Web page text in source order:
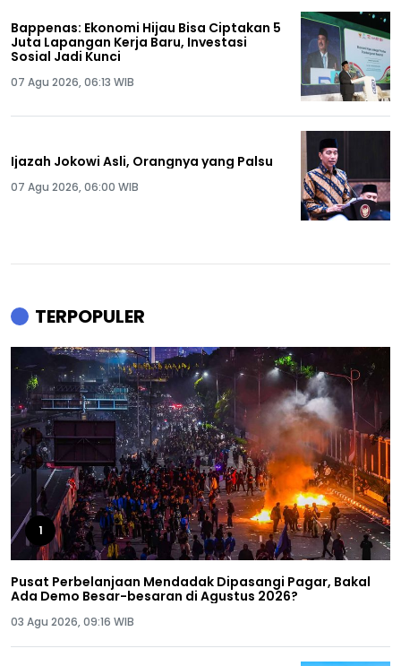
Bappenas: Ekonomi Hijau Bisa Ciptakan 5
Juta Lapangan Kerja Baru, Investasi
Sosial Jadi Kunci
07 Agu 2026, 06:13 WIB
Ijazah Jokowi Asli, Orangnya yang Palsu
07 Agu 2026, 06:00 WIB
TERPOPULER
1
Pusat Perbelanjaan Mendadak Dipasangi Pagar, Bakal
Ada Demo Besar-besaran di Agustus 2026?
03 Agu 2026, 09:16 WIB